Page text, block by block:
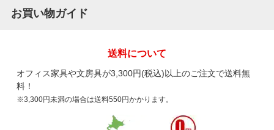
お買い物ガイド
送料について
オフィス家具や文房具が3,300円(税込)以上のご注文で送料無
料！
※3,300円未満の場合は送料550円かかります。